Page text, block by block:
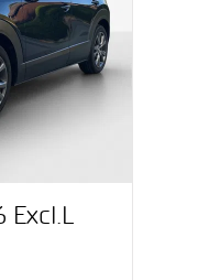
Excl.L